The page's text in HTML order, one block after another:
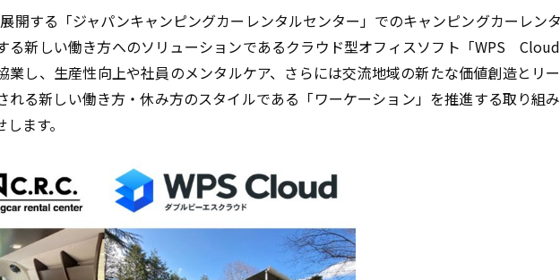
開する「ジャパンキャンピングカーレンタルセンター」でのキャンピングカーレンタ
る新しい働き方へのソリューションであるクラウド型オフィスソフト「WPS Cloud
業し、生産性向上や社員のメンタルケア、さらには交流地域の新たな価値創造とリ
れる新しい働き方・休み方のスタイルである「ワーケーション」を推進する取り組
ます。